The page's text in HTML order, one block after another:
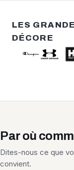
LES
DÉCORE
Par où
Dites-nous ce que
convient.